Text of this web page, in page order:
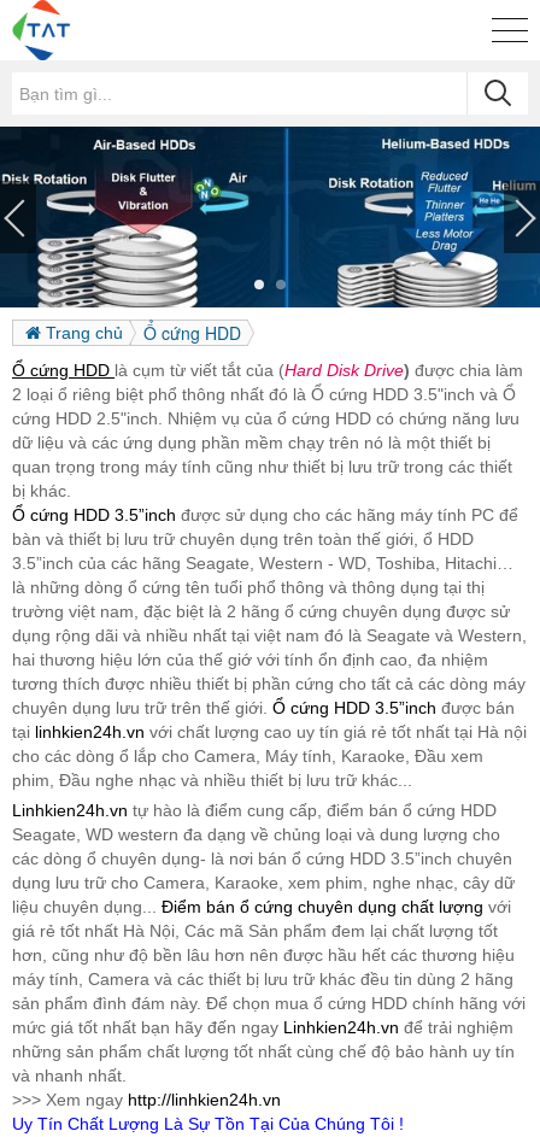
Trang chủ Ổ cứng HDD
Ổ cứng HDD là cụm từ viết tắt của (Hard Disk Drive) được chia làm
2 loại ổ riêng biệt phổ thông nhất đó là Ổ cứng HDD 3.5"inch và Ổ
cứng HDD 2.5"inch. Nhiệm vụ của ổ cứng HDD có chứng năng lưu
dữ liệu và các ứng dụng phần mềm chạy trên nó là một thiết bị
quan trọng trong máy tính cũng như thiết bị lưu trữ trong các thiết
bị khác.
Ổ cứng HDD 3.5”inch được sử dụng cho các hãng máy tính PC để
bàn và thiết bị lưu trữ chuyên dụng trên toàn thế giới, ổ HDD
3.5”inch của các hãng Seagate, Western - WD, Toshiba, Hitachi…
là những dòng ổ cứng tên tuổi phổ thông và thông dụng tại thị
trường việt nam, đặc biệt là 2 hãng ổ cứng chuyên dụng được sử
dụng rộng dãi và nhiều nhất tại việt nam đó là Seagate và Western,
hai thương hiệu lớn của thế giớ với tính ổn định cao, đa nhiệm
tương thích được nhiều thiết bị phần cứng cho tất cả các dòng máy
chuyên dụng lưu trữ trên thế giới. Ổ cứng HDD 3.5”inch được bán
tại linhkien24h.vn với chất lượng cao uy tín giá rẻ tốt nhất tại Hà nội
cho các dòng ổ lắp cho Camera, Máy tính, Karaoke, Đầu xem
phim, Đầu nghe nhạc và nhiều thiết bị lưu trữ khác...
Linhkien24h.vn tự hào là điểm cung cấp, điểm bán ổ cứng HDD
Seagate, WD western đa dạng về chủng loại và dung lượng cho
các dòng ổ chuyên dụng- là nơi bán ổ cứng HDD 3.5”inch chuyên
dụng lưu trữ cho Camera, Karaoke, xem phim, nghe nhạc, cây dữ
liệu chuyên dụng... Điểm bán ổ cứng chuyên dụng chất lượng với
giá rẻ tốt nhất Hà Nội, Các mã Sản phẩm đem lại chất lượng tốt
hơn, cũng như độ bền lâu hơn nên được hầu hết các thương hiệu
máy tính, Camera và các thiết bị lưu trữ khác đều tin dùng 2 hãng
sản phẩm đình đám này. Để chọn mua ổ cứng HDD chính hãng với
mức giá tốt nhất bạn hãy đến ngay Linhkien24h.vn để trải nghiệm
những sản phẩm chất lượng tốt nhất cùng chế độ bảo hành uy tín
và nhanh nhất.
>>> Xem ngay http://linhkien24h.vn
Uy Tín Chất Lượng Là Sự Tồn Tại Của Chúng Tôi !